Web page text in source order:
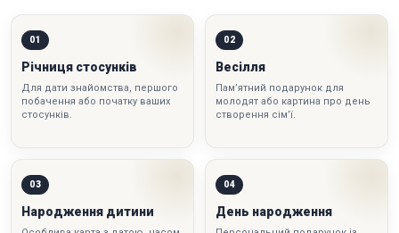
01
Річниця стосунків
Для дати знайомства, першого
побачення або початку ваших
стосунків.
02
Весілля
Пам’ятний подарунок для
молодят або картина про день
створення сім’ї.
03
Народження дитини
04
День народження